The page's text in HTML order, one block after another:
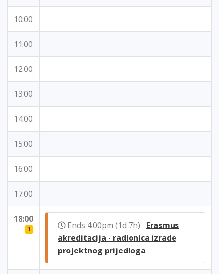
10:00
11:00
12:00
13:00
14:00
15:00
16:00
17:00
18:00
1 Ends 4:00pm (1d 7h) Erasmus
akreditacija - radionica izrade
projektnog prijedloga